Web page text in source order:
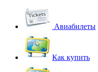
Авиабилеты
Как купить